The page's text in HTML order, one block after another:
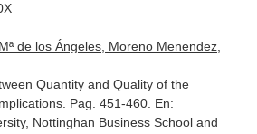
de los Ángeles, Moreno Menendez,
Quantity and Quality of the
Pag. 451-460. En:
Nottinghan Business School and